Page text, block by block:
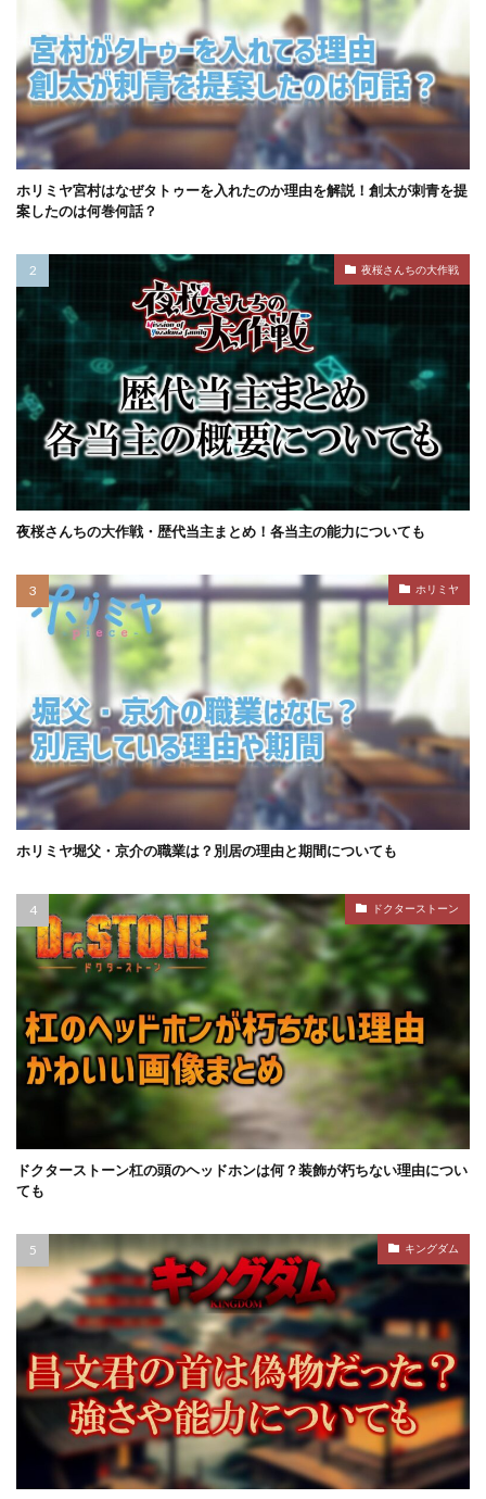
ホリミヤ宮村はなぜタトゥーを入れたのか理由を解説！創太が刺青を提
案したのは何巻何話？
夜桜さんちの大作戦
夜桜さんちの大作戦・歴代当主まとめ！各当主の能力についても
ホリミヤ
ホリミヤ堀父・京介の職業は？別居の理由と期間についても
ドクターストーン
ドクターストーン杠の頭のヘッドホンは何？装飾が朽ちない理由につい
ても
キングダム